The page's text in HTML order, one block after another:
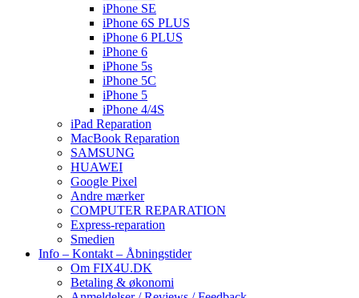
iPhone SE
iPhone 6S PLUS
iPhone 6 PLUS
iPhone 6
iPhone 5s
iPhone 5C
iPhone 5
iPhone 4/4S
iPad Reparation
MacBook Reparation
SAMSUNG
HUAWEI
Google Pixel
Andre mærker
COMPUTER REPARATION
Express-reparation
Smedien
Info – Kontakt – Åbningstider
Om FIX4U.DK
Betaling & økonomi